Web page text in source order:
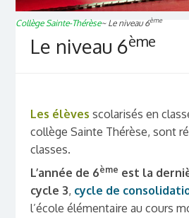
Collège Sainte-Thérèse~ Le niveau 6ème
Le niveau 6ème
Les élèves scolarisés en
collège Sainte Thérèse, sont
classes.
L’année de 6ème est la
cycle 3, cycle de
l’école élémentaire au cours